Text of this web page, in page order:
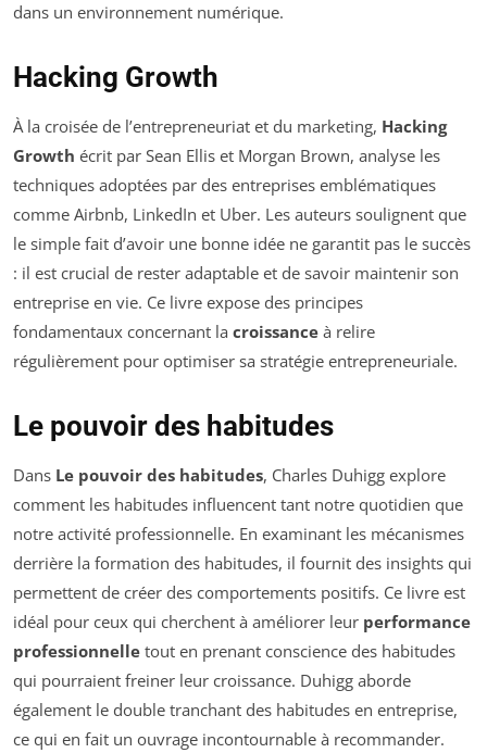
dans un environnement numérique.
Hacking Growth
À la croisée de l’entrepreneuriat et du marketing, Hacking
Growth écrit par Sean Ellis et Morgan Brown, analyse les
techniques adoptées par des entreprises emblématiques
comme Airbnb, LinkedIn et Uber. Les auteurs soulignent que
le simple fait d’avoir une bonne idée ne garantit pas le succès
: il est crucial de rester adaptable et de savoir maintenir son
entreprise en vie. Ce livre expose des principes
fondamentaux concernant la croissance à relire
régulièrement pour optimiser sa stratégie entrepreneuriale.
Le pouvoir des habitudes
Dans Le pouvoir des habitudes, Charles Duhigg explore
comment les habitudes influencent tant notre quotidien que
notre activité professionnelle. En examinant les mécanismes
derrière la formation des habitudes, il fournit des insights qui
permettent de créer des comportements positifs. Ce livre est
idéal pour ceux qui cherchent à améliorer leur performance
professionnelle tout en prenant conscience des habitudes
qui pourraient freiner leur croissance. Duhigg aborde
également le double tranchant des habitudes en entreprise,
ce qui en fait un ouvrage incontournable à recommander.